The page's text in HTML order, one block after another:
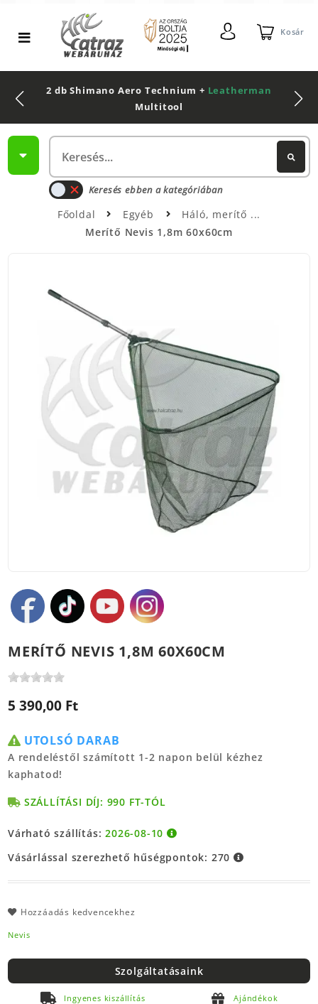
Kosár
2 db Shimano Aero Technium + Leatherman
Multitool
Keresés ebben a kategóriában
Főoldal Egyéb
Háló, merítő
Merítő Nevis 1,8m 60x60cm
MERÍTŐ NEVIS 1,8M 60X60CM
5 390,00 Ft
UTOLSÓ DARAB
A rendeléstől számított 1-2 napon belül kézhez
kaphatod!
SZÁLLÍTÁSI DÍJ: 990 FT-TÓL
Várható szállítás:2026-08-10
Vásárlással szerezhető hűségpontok: 270
Hozzáadás kedvencekhez
Nevis
Szolgáltatásaink
Ingyenes kiszállítás Ajándékok